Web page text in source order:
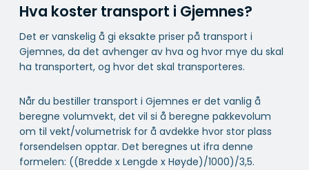
Hva koster transport i Gjemnes?
Det er vanskelig å gi eksakte priser på transport i
Gjemnes, da det avhenger av hva og hvor mye du skal
ha transportert, og hvor det skal transporteres.
Når du bestiller transport i Gjemnes er det vanlig å
beregne volumvekt, det vil si å beregne pakkevolum
om til vekt/volumetrisk for å avdekke hvor stor plass
forsendelsen opptar. Det beregnes ut ifra denne
formelen: ((Bredde x Lengde x Høyde)/1000)/3,5.